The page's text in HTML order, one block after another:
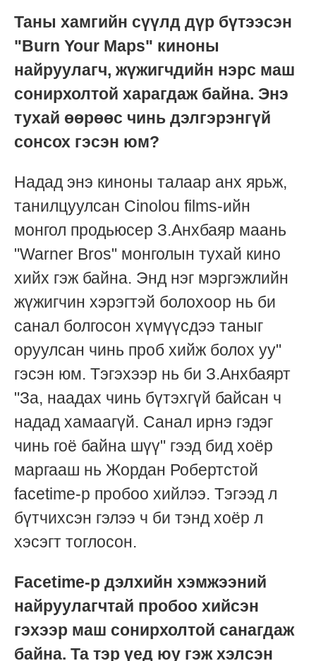
Таны хамгийн сүүлд дүр бүтээсэн
"Burn Your Maps" киноны
найруулагч, жүжигчдийн нэрс маш
сонирхолтой харагдаж байна. Энэ
тухай өөрөөс чинь дэлгэрэнгүй
сонсох гэсэн юм?
Надад энэ киноны талаар анх ярьж,
танилцуулсан Cinolou films-ийн
монгол продьюсер З.Анхбаяр маань
"Warner Bros" монголын тухай кино
хийх гэж байна. Энд нэг мэргэжлийн
жүжигчин хэрэгтэй болохоор нь би
санал болгосон хүмүүсдээ таныг
оруулсан чинь проб хийж болох уу"
гэсэн юм. Тэгэхээр нь би З.Анхбаярт
"За, наадах чинь бүтэхгүй байсан ч
надад хамаагүй. Санал ирнэ гэдэг
чинь гоё байна шүү" гээд бид хоёр
маргааш нь Жордан Робертстой
facetime-р пробоо хийлээ. Тэгээд л
бүтчихсэн гэлээ ч би тэнд хоёр л
хэсэгт тоглосон.
Facetime-р дэлхийн хэмжээний
найруулагчтай пробоо хийсэн
гэхээр маш сонирхолтой санагдаж
байна. Та тэр үед юу гэж хэлсэн